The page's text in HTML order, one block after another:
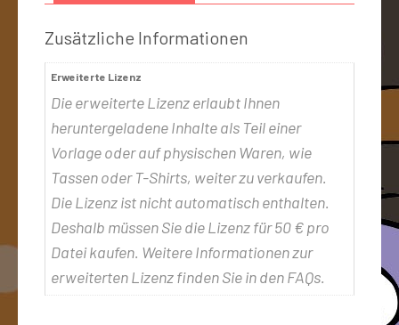
Zusätzliche Informationen
Erweiterte Lizenz
Die erweiterte Lizenz erlaubt Ihnen
heruntergeladene Inhalte als Teil einer
Vorlage oder auf physischen Waren, wie
Tassen oder T-Shirts, weiter zu verkaufen.
Die Lizenz ist nicht automatisch enthalten.
Deshalb müssen Sie die Lizenz für 50 € pro
Datei kaufen. Weitere Informationen zur
erweiterten Lizenz finden Sie in den FAQs.